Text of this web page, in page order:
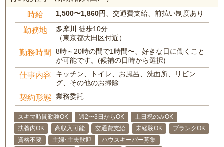
時給 1,500〜1,860円、交通費支給、前払い制度あり
勤務地
多摩川 徒歩10分
（東京都大田区付近）
勤務時間
8時～20時の間で1時間〜、好きな日に働くこと
が可能です。(候補の日時から選択)
仕事内容
キッチン、トイレ、お風呂、洗面所、リビン
グ、その他のお掃除
契約形態 業務委託
スキマ時間勤務OK 週2〜3日からOK
土日祝のみOK
扶養内OK
高収入可能 交通費支給 未経験OK
ブランクOK
資格不要
主婦･主夫歓迎
ハウスキーパー募集